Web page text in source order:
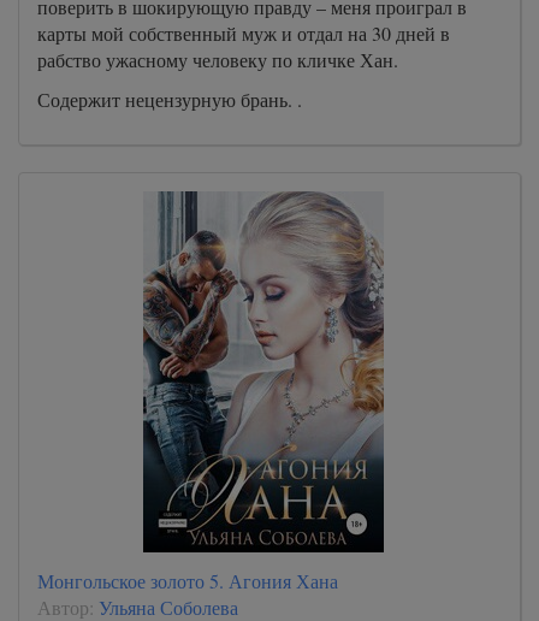
поверить в шокирующую правду – меня проиграл в
карты мой собственный муж и отдал на 30 дней в
рабство ужасному человеку по кличке Хан.
Содержит нецензурную брань. .
Монгольское золото 5. Агония Хана
Автор: Ульяна Соболева